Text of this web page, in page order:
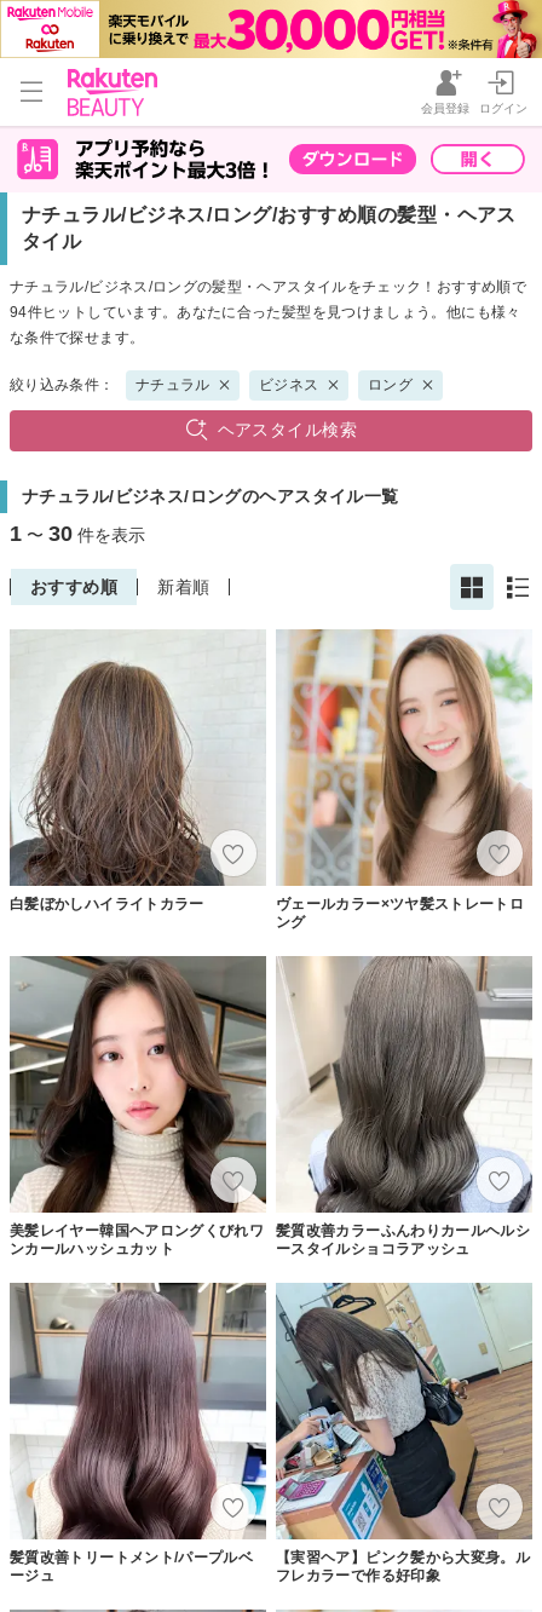
会員登録 ログイン
ナチュラル/ビジネス/ロング/おすすめ順の髪型・ヘアス
タイル
ナチュラル/ビジネス/ロングの髪型・ヘアスタイルをチェック！おすすめ順で
94件ヒットしています。あなたに合った髪型を見つけましょう。他にも様々
な条件で探せます。
絞り込み条件： ナチュラル ビジネス ロング
ヘアスタイル検索
ナチュラル/ビジネス/ロングのヘアスタイル一覧
1 〜 30 件を表示
おすすめ順 新着順
白髪ぼかしハイライトカラー
ヴェールカラー×ツヤ髪ストレートロ
ング
美髪レイヤー韓国ヘアロングくびれワ
ンカールハッシュカット
髪質改善カラーふんわりカールヘルシ
ースタイルショコラアッシュ
髪質改善トリートメント/パープルベ
ージュ
【実習ヘア】ピンク髪から大変身。ル
フレカラーで作る好印象